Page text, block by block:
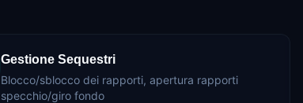
Gestione Sequestri
Blocco/sblocco dei rapporti, apertura rapporti
specchio/giro fondo